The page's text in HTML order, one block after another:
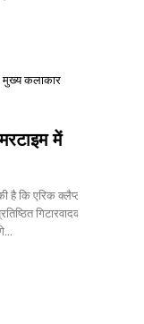
में
है कि एरिक क्लैप्टन 8
गिटारवादक के